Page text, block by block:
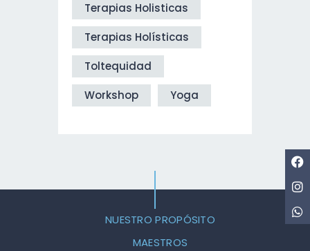
Terapias Holisticas
Terapias Holísticas
Toltequidad
Workshop
Yoga
NUESTRO PROPÓSITO
MAESTROS